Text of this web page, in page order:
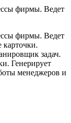
фирмы. Ведет
фирмы. Ведет
карточки.
задач.
Генерирует
менеджеров и